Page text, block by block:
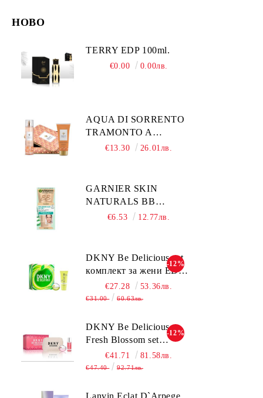
НОВО
TERRY EDP 100ml.
€0.00 0.00лв.
AQUA DI SORRENTO
TRAMONTO A
POSITANO
245МЛ + ДУШ ГЕЛ
200МЛ МЕТАЛНА
€13.30 26.01лв.
GARNIER SKIN
NATURALS BB
CLASSIC SPF15
среден нюанс за
комбинирана до мазна
€6.53 12.77лв.
DKNY Be Delicious set
комплект за жени EDP
30ml + BL 100ml
-12%
€27.28 53.36лв.
€31.00 60.63лв.
DKNY Be Delicious
Fresh Blossom set
комплект за жени
-12%
€41.71 81.58лв.
€47.40 92.71лв.
Lanvin Eclat D`Arpege